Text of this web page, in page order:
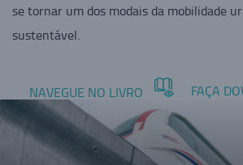
se tornar um dos modais da mobilidade
sustentável.
NAVEGUE NO LIVRO FAÇA